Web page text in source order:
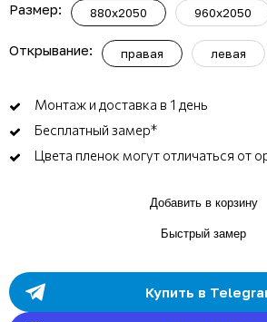
Размер: 880x2050 960x2050
Открывание: правая левая
Монтаж и доставка в 1 день
Бесплатный замер*
Цвета пленок могут отличаться от
Добавить в корзину
Быстрый замер
Купить в